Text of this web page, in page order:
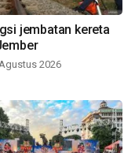
jembatan kereta
2026